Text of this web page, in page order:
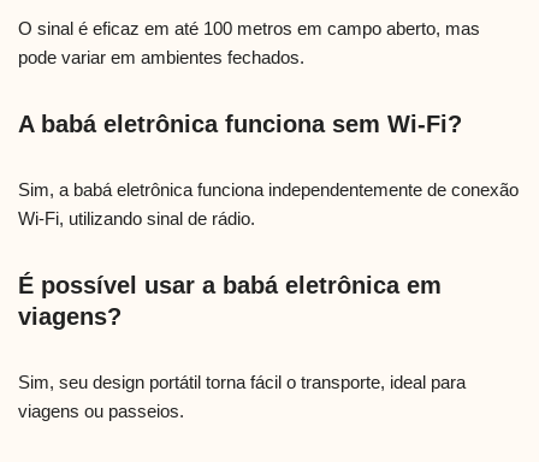
O sinal é eficaz em até 100 metros em campo aberto, mas
pode variar em ambientes fechados.
A babá eletrônica funciona sem Wi-Fi?
Sim, a babá eletrônica funciona independentemente de conexão
Wi-Fi, utilizando sinal de rádio.
É possível usar a babá eletrônica em
viagens?
Sim, seu design portátil torna fácil o transporte, ideal para
viagens ou passeios.